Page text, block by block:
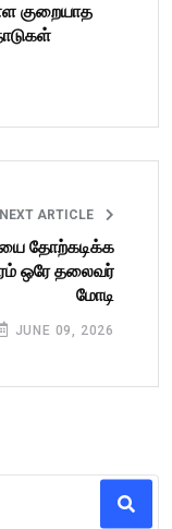
குறையாத
NEXT ARTICLE
தோற்கடிக்க
மோடி
JUNE 09, 2026